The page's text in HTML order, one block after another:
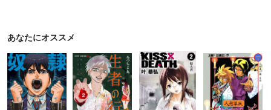
あなたにオススメ